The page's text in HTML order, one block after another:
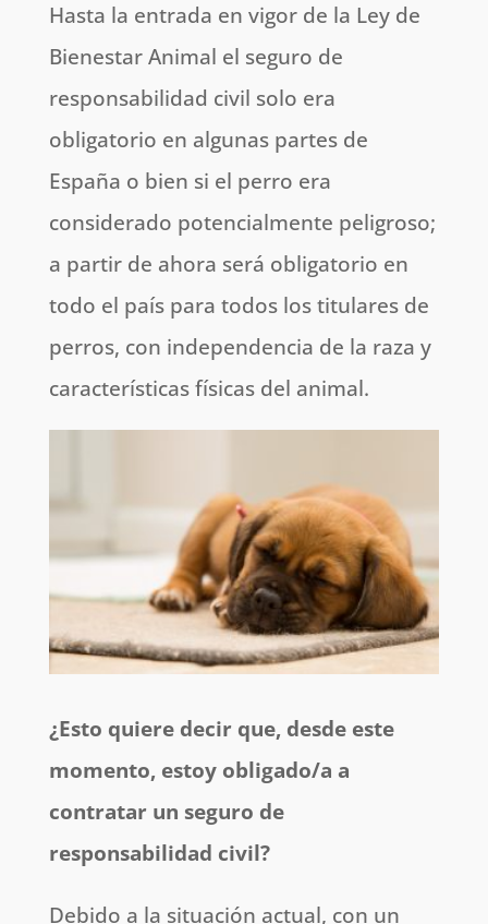
Hasta la entrada en vigor de la Ley de
Bienestar Animal el seguro de
responsabilidad civil solo era
obligatorio en algunas partes de
España o bien si el perro era
considerado potencialmente peligroso;
a partir de ahora será obligatorio en
todo el país para todos los titulares de
perros, con independencia de la raza y
características físicas del animal.
¿Esto quiere decir que, desde este
momento, estoy obligado/a a
contratar un seguro de
responsabilidad civil?
Debido a la situación actual, con un